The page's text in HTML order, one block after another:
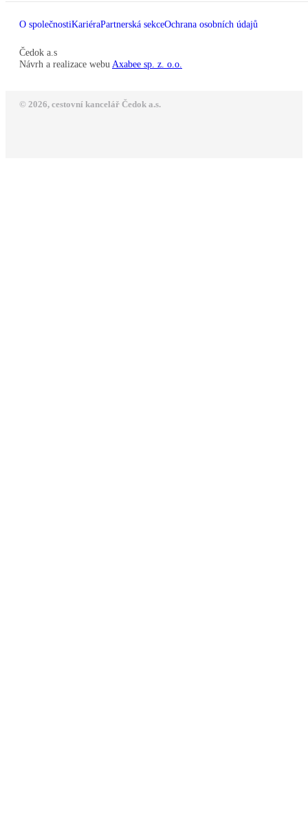
O společnostiKariéraPartnerská sekceOchrana osobních údajů
Čedok a.s
Návrh a realizace webu Axabee sp. z. o.o.
© 2026, cestovní kancelář Čedok a.s.